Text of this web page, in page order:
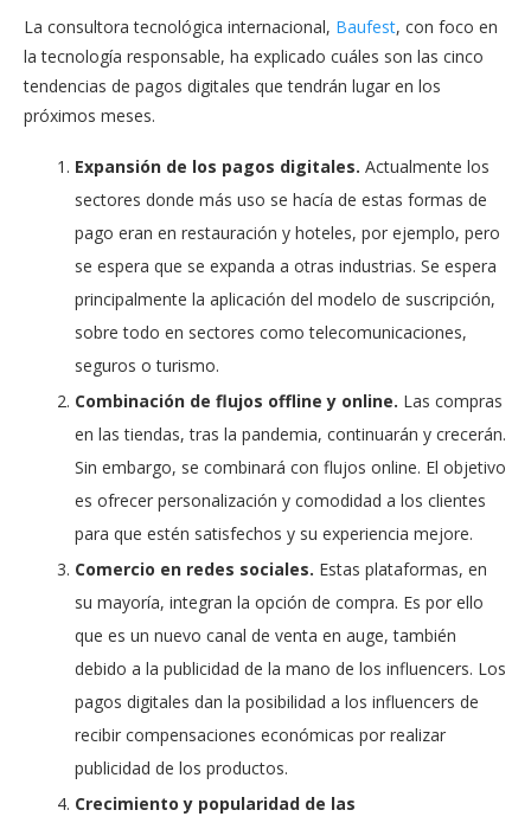
La consultora tecnológica internacional, Baufest, con foco en
la tecnología responsable, ha explicado cuáles son las cinco
tendencias de pagos digitales que tendrán lugar en los
próximos meses.
Expansión de los pagos digitales. Actualmente los
sectores donde más uso se hacía de estas formas de
pago eran en restauración y hoteles, por ejemplo, pero
se espera que se expanda a otras industrias. Se espera
principalmente la aplicación del modelo de suscripción,
sobre todo en sectores como telecomunicaciones,
seguros o turismo.
Combinación de flujos offline y online. Las compras
en las tiendas, tras la pandemia, continuarán y crecerán.
Sin embargo, se combinará con flujos online. El objetivo
es ofrecer personalización y comodidad a los clientes
para que estén satisfechos y su experiencia mejore.
Comercio en redes sociales. Estas plataformas, en
su mayoría, integran la opción de compra. Es por ello
que es un nuevo canal de venta en auge, también
debido a la publicidad de la mano de los influencers. Los
pagos digitales dan la posibilidad a los influencers de
recibir compensaciones económicas por realizar
publicidad de los productos.
Crecimiento y popularidad de las